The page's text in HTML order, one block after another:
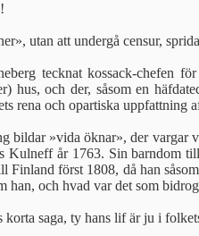
utan att undergå censur,
tecknat kossack-chefen
hus, och der, såsom en
rena och opartiska
bildar »vida öknar», der vargar
Kulneff år 1763. Sin barndom
Finland först 1808, då han
han, och hvad var det som
korta saga, ty hans lif är ju i